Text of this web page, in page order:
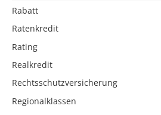
Rabatt
Ratenkredit
Rating
Realkredit
Rechtsschutzversicherung
Regionalklassen